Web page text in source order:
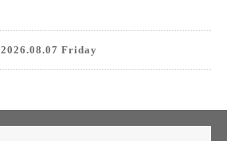
2026.08.07 Friday